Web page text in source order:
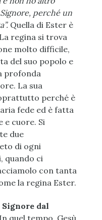
perché un
Quella di Ester è
regina si trova
molto difficile,
del suo popolo e
profonda
La sua
perché è
fede ed è fatta
e cuore. Si
due
di ogni
quando ci
con tanta
la regina Ester.
dal